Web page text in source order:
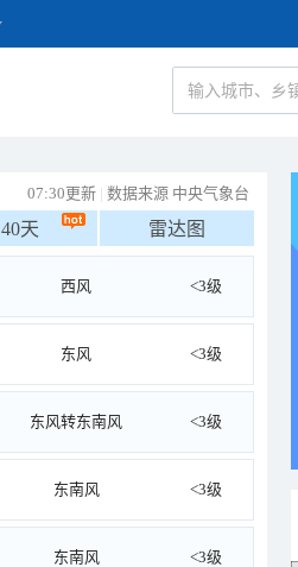
07:30更新 | 数据来源 中央气象台
40天 雷达图
西风 <3级
东风 <3级
东风转东南风 <3级
东南风 <3级
东南风 <3级